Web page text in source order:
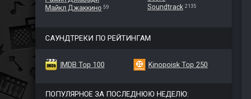
Майкл Джаккино 59 Soundtrack 2135
САУНДТРЕКИ ПО РЕЙТИНГАМ
IMDB Top 100 Kinopoisk Top 250
ПОПУЛЯРНОЕ ЗА ПОСЛЕДНЮЮ НЕДЕЛЮ: